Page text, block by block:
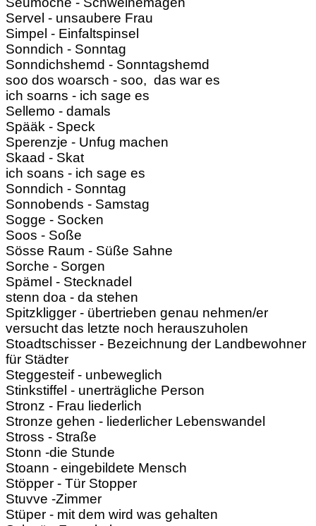
Servel - unsaubere Frau
Simpel - Einfaltspinsel
Sonndich - Sonntag
Sonndichshemd - Sonntagshemd
soo dos woarsch - soo, das war es
ich soarns - ich sage es
Sellemo - damals
Spääk - Speck
Sperenzje - Unfug machen
Skaad - Skat
ich soans - ich sage es
Sonndich - Sonntag
Sonnobends - Samstag
Sogge - Socken
Soos - Soße
Sösse Raum - Süße Sahne
Sorche - Sorgen
Spämel - Stecknadel
stenn doa - da stehen
Spitzkligger - übertrieben genau nehmen/er
versucht das letzte noch herauszuholen
Stoadtschisser - Bezeichnung der Landbewohner
für Städter
Steggesteif - unbeweglich
Stinkstiffel - unerträgliche Person
Stronz - Frau liederlich
Stronze gehen - liederlicher Lebenswandel
Stross - Straße
Stonn -die Stunde
Stoann - eingebildete Mensch
Stöpper - Tür Stopper
Stuvve -Zimmer
Stüper - mit dem wird was gehalten